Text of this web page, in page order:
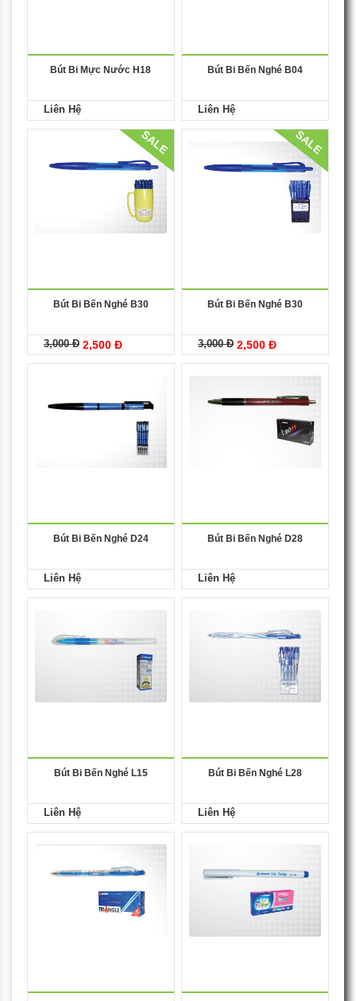
Bút Bi Mực Nước H18
Liên Hệ
Bút Bi Bến Nghé B04
Liên Hệ
SALE
Bút Bi Bến Nghé B30
3,000 Đ 2,500 Đ
SALE
Bút Bi Bến Nghé B30
3,000 Đ 2,500 Đ
Bút Bi Bến Nghé D24
Liên Hệ
Bút Bi Bến Nghé D28
Liên Hệ
Bút Bi Bến Nghé L15
Liên Hệ
Bút Bi Bến Nghé L28
Liên Hệ